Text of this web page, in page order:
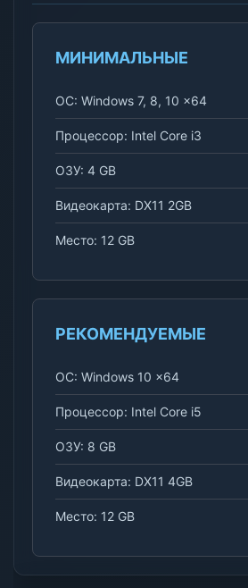
МИНИМАЛЬНЫЕ
ОС: Windows 7, 8, 10 x64
Процессор: Intel Core i3
ОЗУ: 4 GB
Видеокарта: DX11 2GB
Место: 12 GB
РЕКОМЕНДУЕМЫЕ
ОС: Windows 10 x64
Процессор: Intel Core i5
ОЗУ: 8 GB
Видеокарта: DX11 4GB
Место: 12 GB